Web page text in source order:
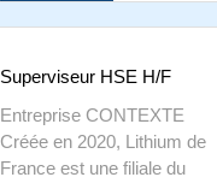
Superviseur HSE H/F
Entreprise CONTEXTE
Créée en 2020, Lithium de
France est une filiale du